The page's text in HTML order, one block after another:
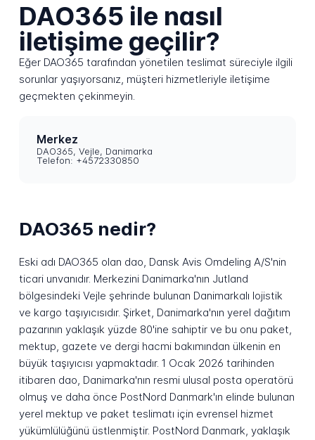
DAO365 ile nasıl
iletişime geçilir?
Eğer DAO365 tarafından yönetilen teslimat süreciyle ilgili
sorunlar yaşıyorsanız, müşteri hizmetleriyle iletişime
geçmekten çekinmeyin.
Merkez
DAO365, Vejle, Danimarka
Telefon: +4572330850
DAO365 nedir?
Eski adı DAO365 olan dao, Dansk Avis Omdeling A/S'nin
ticari unvanıdır. Merkezini Danimarka'nın Jutland
bölgesindeki Vejle şehrinde bulunan Danimarkalı lojistik
ve kargo taşıyıcısıdır. Şirket, Danimarka'nın yerel dağıtım
pazarının yaklaşık yüzde 80'ine sahiptir ve bu onu paket,
mektup, gazete ve dergi hacmi bakımından ülkenin en
büyük taşıyıcısı yapmaktadır. 1 Ocak 2026 tarihinden
itibaren dao, Danimarka'nın resmi ulusal posta operatörü
olmuş ve daha önce PostNord Danmark'ın elinde bulunan
yerel mektup ve paket teslimatı için evrensel hizmet
yükümlülüğünü üstlenmiştir. PostNord Danmark, yaklaşık